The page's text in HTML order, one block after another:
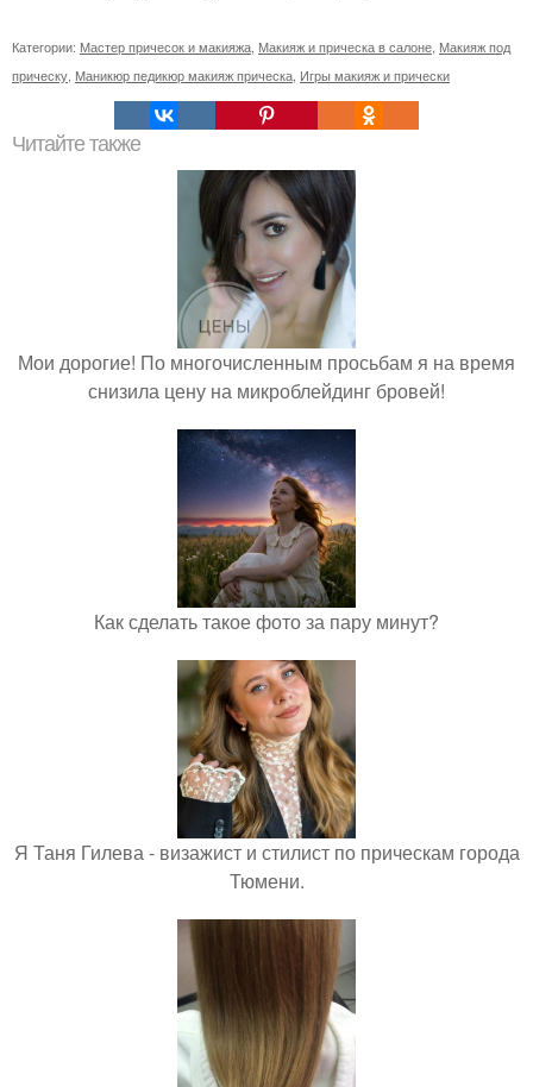
Категории: Мастер причесок и макияжа Макияж и прическа в салоне Макияж под
прическу Маникюр педикюр макияж прическа Игры макияж и прически
Читайте также
Мои дорогие! По многочисленным просьбам я на время
снизила цену на микроблейдинг бровей!
Как сделать такое фото за пару минут?
Я Таня Гилева - визажист и стилист по прическам города
Тюмени.